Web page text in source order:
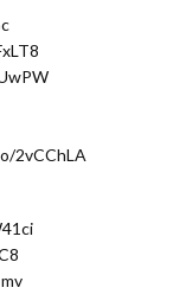
2vCChLA